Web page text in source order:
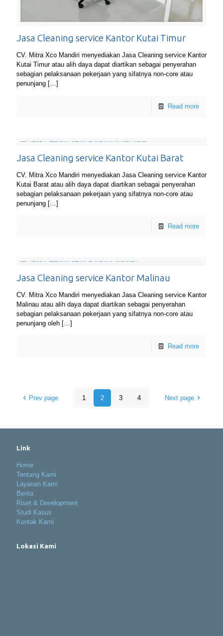
Jasa Cleaning service Kantor Kutai Timur
CV. Mitra Xco Mandiri menyediakan Jasa Cleaning service Kantor
Kutai Timur atau alih daya dapat diartikan sebagai penyerahan
sebagian pelaksanaan pekerjaan yang sifatnya non-core atau
penunjang […]
Read more
Jasa Cleaning service Kantor Kutai Barat
CV. Mitra Xco Mandiri menyediakan Jasa Cleaning service Kantor
Kutai Barat atau alih daya dapat diartikan sebagai penyerahan
sebagian pelaksanaan pekerjaan yang sifatnya non-core atau
penunjang […]
Read more
Jasa Cleaning service Kantor Malinau
CV. Mitra Xco Mandiri menyediakan Jasa Cleaning service Kantor
Malinau atau alih daya dapat diartikan sebagai penyerahan
sebagian pelaksanaan pekerjaan yang sifatnya non-core atau
penunjang oleh […]
Read more
Prev page 1 2 3 4 Next page
Link
Home
Tentang Kami
Layanan Kami
Berita
Riset & Development
Studi Kasus
Kontak Kami
Lokasi Kami